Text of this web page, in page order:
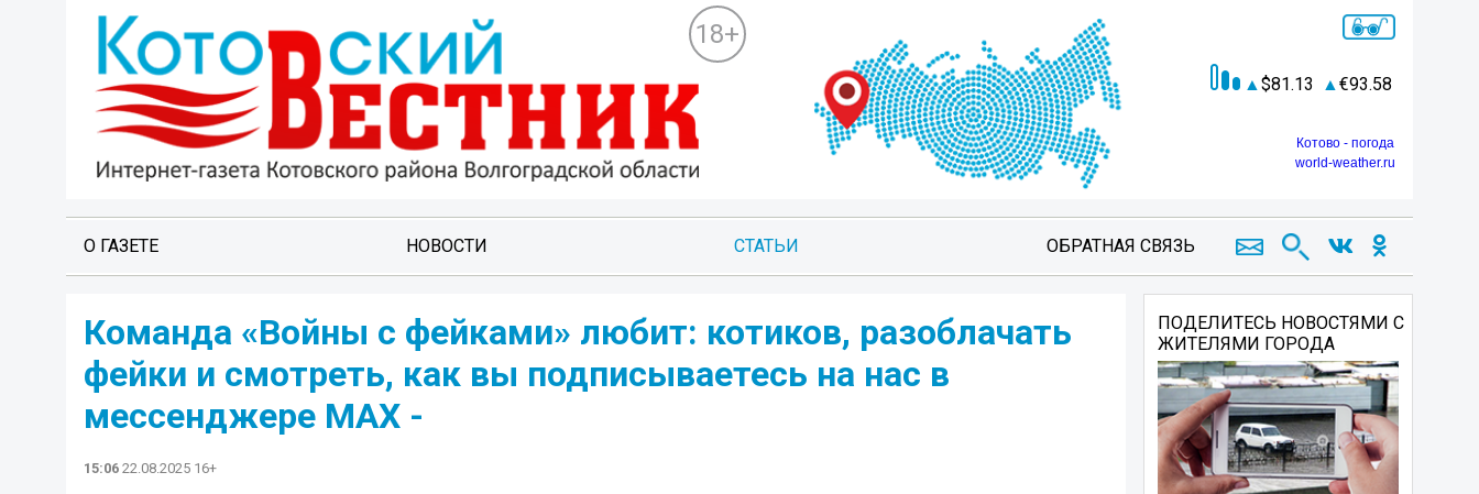
18+
81.13 93.58
Котово - погода
world-weather.ru
О ГАЗЕТЕ НОВОСТИ СТАТЬИ ОБРАТНАЯ СВЯЗЬ
Команда «Войны с фейками» любит: котиков, разоблачать
фейки и смотреть, как вы подписываетесь на нас в
мессенджере MAX -
15:06 22.08.2025 16+
ПОДЕЛИТЕСЬ НОВОСТЯМИ С
ЖИТЕЛЯМИ ГОРОДА